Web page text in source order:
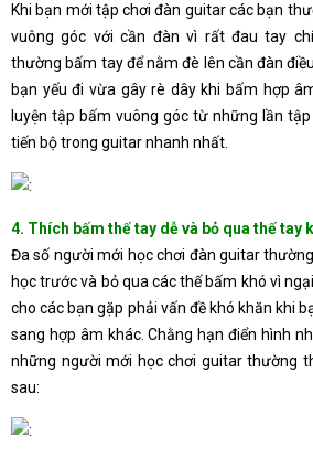
Khi bạn mới tập chơi đàn guitar các bạn
vuông góc với cần đàn vì rất đau tay
thường bấm tay để nằm đè lên cần đàn
bạn yếu đi vừa gây rè dây khi bấm hợp
luyện tập bấm vuông góc từ những lần
tiến bộ trong guitar nhanh nhất.
4. Thích bấm thế tay dễ và bỏ qua thế tay
Đa số người mới học chơi đàn guitar
học trước và bỏ qua các thế bấm khó vì
cho các bạn gặp phải vấn đề khó khăn khi
sang hợp âm khác. Chằng hạn điển hình
những người mới học chơi guitar thường
sau: